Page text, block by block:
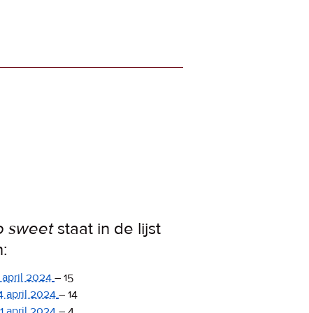
sweetstaat in de lijst
april 2024– 15
april 2024– 14